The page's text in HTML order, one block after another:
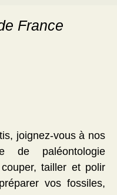
France
joignez-vous à nos
de paléontologie
tailler et polir
vos fossiles,